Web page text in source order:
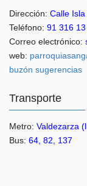
Dirección: Calle
Teléfono: 91 316
Correo electrónico:
web:
buzón sugerencias
Transporte
Metro: Valdezarza
Bus: 64, 82, 137